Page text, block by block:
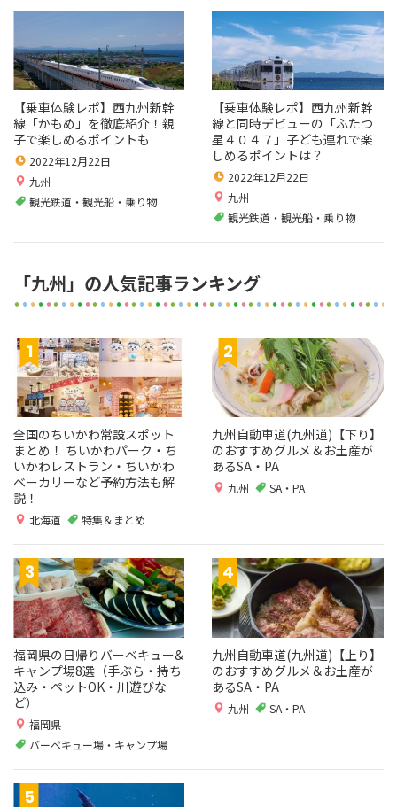
【乗車体験レポ】西九州新幹
線「かもめ」を徹底紹介！親
子で楽しめるポイントも
2022年12月22日
九州
観光鉄道・観光船・乗り物
【乗車体験レポ】西九州新幹
線と同時デビューの「ふたつ
星４０４７」子ども連れで楽
しめるポイントは？
2022年12月22日
九州
観光鉄道・観光船・乗り物
「九州」の人気記事ランキング
全国のちいかわ常設スポット
まとめ！ ちいかわパーク・ち
いかわレストラン・ちいかわ
ベーカリーなど予約方法も解
説！
北海道 特集＆まとめ
九州自動車道(九州道)【下り】
のおすすめグルメ＆お土産が
あるSA・PA
九州 SA・PA
福岡県の日帰りバーベキュー&
キャンプ場8選（手ぶら・持ち
込み・ペットOK・川遊びな
ど）
福岡県
バーベキュー場・キャンプ場
九州自動車道(九州道)【上り】
のおすすめグルメ＆お土産が
あるSA・PA
九州 SA・PA